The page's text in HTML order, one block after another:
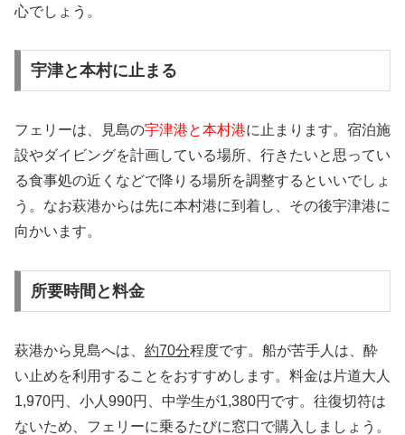
心でしょう。
宇津と本村に止まる
フェリーは、見島の宇津港と本村港に止まります。宿泊施
設やダイビングを計画している場所、行きたいと思ってい
る食事処の近くなどで降りる場所を調整するといいでしょ
う。なお萩港からは先に本村港に到着し、その後宇津港に
向かいます。
所要時間と料金
萩港から見島へは、 約70分程度です。船が苦手人は、酔
い止めを利用することをおすすめします。料金は片道大人
1,970円、小人990円、中学生が1,380円です。往復切符は
ないため、フェリーに乗るたびに窓口で購入しましょう。